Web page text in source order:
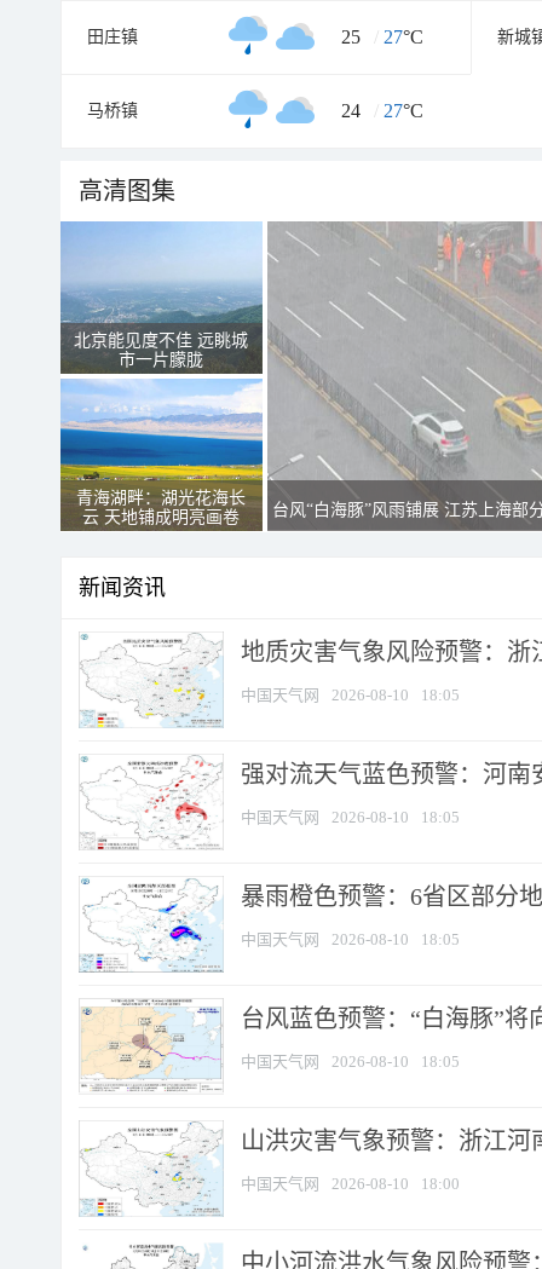
田庄镇 25 / 27°C 新城
马桥镇 24 / 27°C
高清图集
北京能见度不佳 远眺城
市一片朦胧
青海湖畔：湖光花海长
云 天地铺成明亮画卷
台风“白海豚”风雨铺展 江苏上海部
新闻资讯
地质灾害气象风险预警：浙
中国天气网 2026-08-10 18:05
强对流天气蓝色预警：河南
中国天气网 2026-08-10 18:05
暴雨橙色预警：6省区部分
中国天气网 2026-08-10 18:05
台风蓝色预警：“白海豚”
中国天气网 2026-08-10 18:05
山洪灾害气象预警：浙江
中国天气网 2026-08-10 18:00
中小河流洪水气象风险预